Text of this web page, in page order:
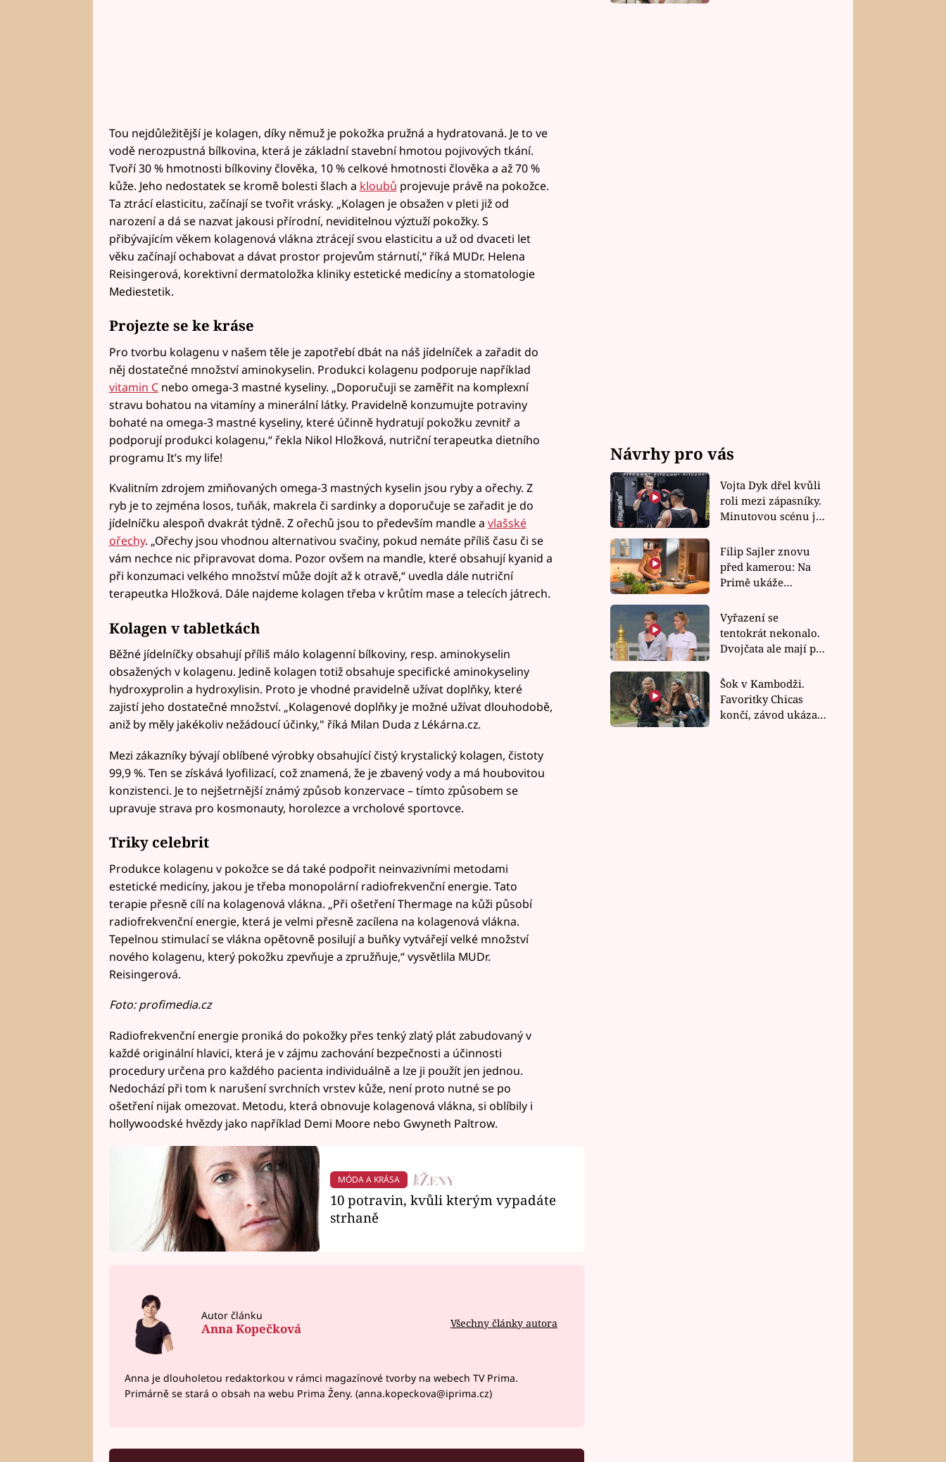
Tou nejdůležitější je kolagen, díky němuž je pokožka pružná a hydratovaná. Je to ve
vodě nerozpustná bílkovina, která je základní stavební hmotou pojivových tkání.
Tvoří 30 % hmotnosti bílkoviny člověka, 10 % celkové hmotnosti člověka a až 70 %
kůže. Jeho nedostatek se kromě bolesti šlach a kloubů projevuje právě na pokožce.
Ta ztrácí elasticitu, začínají se tvořit vrásky. „Kolagen je obsažen v pleti již od
narození a dá se nazvat jakousi přírodní, neviditelnou výztuží pokožky. S
přibývajícím věkem kolagenová vlákna ztrácejí svou elasticitu a už od dvaceti let
věku začínají ochabovat a dávat prostor projevům stárnutí,“ říká MUDr. Helena
Reisingerová, korektivní dermatoložka kliniky estetické medicíny a stomatologie
Mediestetik.
Projezte se ke kráse
Pro tvorbu kolagenu v našem těle je zapotřebí dbát na náš jídelníček a zařadit do
něj dostatečné množství aminokyselin. Produkci kolagenu podporuje například
vitamin Cnebo omega-3 mastné kyseliny. „Doporučuji se zaměřit na komplexní
stravu bohatou na vitamíny a minerální látky. Pravidelně konzumujte potraviny
bohaté na omega-3 mastné kyseliny, které účinně hydratují pokožku zevnitř a
podporují produkci kolagenu,“ řekla Nikol Hložková, nutriční terapeutka dietního
programu It’s my life!
Kvalitním zdrojem zmiňovaných omega-3 mastných kyselin jsou ryby a ořechy. Z
ryb je to zejména losos, tuňák, makrela či sardinky a doporučuje se zařadit je do
jídelníčku alespoň dvakrát týdně. Z ořechů jsou to především mandle a vlašské
ořechy. „Ořechy jsou vhodnou alternativou svačiny, pokud nemáte příliš času či se
vám nechce nic připravovat doma. Pozor ovšem na mandle, které obsahují kyanid a
při konzumaci velkého množství může dojít až k otravě,“ uvedla dále nutriční
terapeutka Hložková. Dále najdeme kolagen třeba v krůtím mase a telecích játrech.
Kolagen v tabletkách
Běžné jídelníčky obsahují příliš málo kolagenní bílkoviny, resp. aminokyselin
obsažených v kolagenu. Jedině kolagen totiž obsahuje specifické aminokyseliny
hydroxyprolin a hydroxylisin. Proto je vhodné pravidelně užívat doplňky, které
zajistí jeho dostatečné množství. „Kolagenové doplňky je možné užívat dlouhodobě,
aniž by měly jakékoliv nežádoucí účinky," říká Milan Duda z Lékárna.cz.
Mezi zákazníky bývají oblíbené výrobky obsahující čistý krystalický kolagen, čistoty
99,9 %. Ten se získává lyofilizací, což znamená, že je zbavený vody a má houbovitou
konzistenci. Je to nejšetrnější známý způsob konzervace – tímto způsobem se
upravuje strava pro kosmonauty, horolezce a vrcholové sportovce.
Triky celebrit
Produkce kolagenu v pokožce se dá také podpořit neinvazivními metodami
estetické medicíny, jakou je třeba monopolární radiofrekvenční energie. Tato
terapie přesně cílí na kolagenová vlákna. „Při ošetření Thermage na kůži působí
radiofrekvenční energie, která je velmi přesně zacílena na kolagenová vlákna.
Tepelnou stimulací se vlákna opětovně posilují a buňky vytvářejí velké množství
nového kolagenu, který pokožku zpevňuje a zpružňuje,“ vysvětlila MUDr.
Reisingerová.
Foto: profimedia.cz
Radiofrekvenční energie proniká do pokožky přes tenký zlatý plát zabudovaný v
každé originální hlavici, která je v zájmu zachování bezpečnosti a účinnosti
procedury určena pro každého pacienta individuálně a lze ji použít jen jednou.
Nedochází při tom k narušení svrchních vrstev kůže, není proto nutné se po
ošetření nijak omezovat. Metodu, která obnovuje kolagenová vlákna, si oblíbily i
hollywoodské hvězdy jako například Demi Moore nebo Gwyneth Paltrow.
MÓDA A KRÁSA
10 potravin, kvůli kterým vypadáte
strhaně
Autor článku
Anna Kopečková Všechny články autora
Anna je dlouholetou redaktorkou v rámci magazínové tvorby na webech TV Prima.
Primárně se stará o obsah na webu Prima Ženy. (anna.kopeckova@iprima.cz)
Návrhy pro vás
Vojta Dyk dřel kvůli
roli mezi zápasníky.
Minutovou scénu jel
Filip Sajler znovu
před kamerou: Na
Primě ukáže
rychlé recepty
Vyřazení se
tentokrát nekonalo.
Dvojčata ale mají po
závodu nůž na krku
Šok v Kambodži.
Favoritky Chicas
končí, závod ukázal